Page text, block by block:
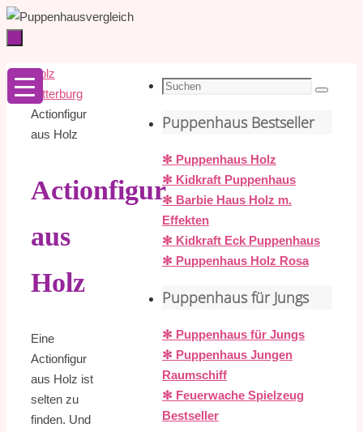
Zum
Inhalt
springen
Startseite
Holz
Ritterburg
Actionfigur
aus Holz
Actionfigur
aus
Holz
Eine
Actionfigur
aus Holz ist
selten zu
finden. Und
Suche
Suchen
Puppenhaus Bestseller
✻ Puppenhaus Holz
✻ Kidkraft Puppenhaus
✻ Barbie Haus Holz m.
Effekten
✻ Kidkraft Eck Puppenhaus
✻ Puppenhaus Holz Rosa
Puppenhaus für Jungs
✻ Puppenhaus für Jungs
✻ Puppenhaus Jungen
Raumschiff
✻ Feuerwache Spielzeug
Bestseller